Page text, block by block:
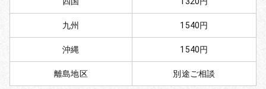
九州 1540円
沖縄 1540円
離島地区 別途ご相談